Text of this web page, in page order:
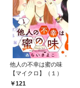
他人の不幸は蜜の味
【マイクロ】（１）
121